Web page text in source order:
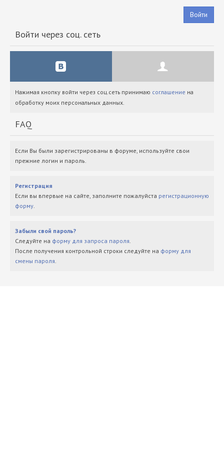
Войти
Войти через соц. сеть
Нажимая кнопку войти через соц.сеть принимаю соглашение на
обработку моих персональных данных.
FAQ
Если Вы были зарегистрированы в форуме, используйте свои
прежние логин и пароль.
Регистрация
Если вы впервые на сайте, заполните пожалуйста регистрационную
форму.
Забыли свой пароль?
Следуйте на форму для запроса пароля.
После получения контрольной строки следуйте на форму для
смены пароля.